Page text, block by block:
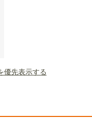
優先表示する